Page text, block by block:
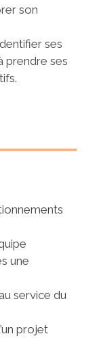
son
ses
prendre ses
une
service du
projet